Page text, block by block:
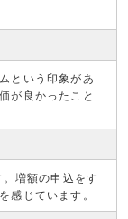
という印象があ
が良かったこと
増額の申込をす
感じています。